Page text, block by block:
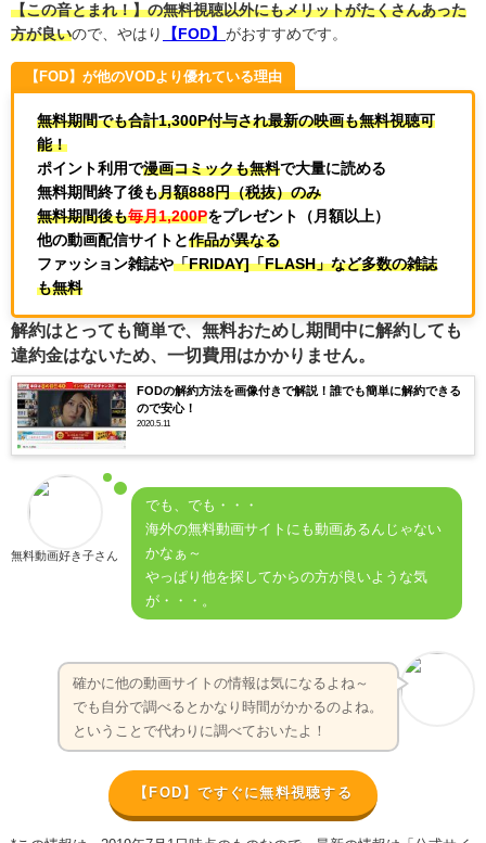
【この音とまれ！】の無料視聴以外にもメリットがたくさんあった
方が良いので、やはり 【FOD】 がおすすめです。
【FOD】が他のVODより優れている理由
無料期間でも合計1,300P付与され最新の映画も無料視聴可
能！
ポイント利用で漫画コミックも無料で大量に読める
無料期間終了後も月額888円（税抜）のみ
無料期間後も毎月1,200Pをプレゼント（月額以上）
他の動画配信サイトと作品が異なる
ファッション雑誌や「FRIDAY]「FLASH」など多数の雑誌
も無料
解約はとっても簡単で、無料おためし期間中に解約しても
違約金はないため、一切費用はかかりません。
FODの解約方法を画像付きで解説！誰でも簡単に解約できる
ので安心！
2020.5.11
無料動画好き子さん
でも、でも・・・
海外の無料動画サイトにも動画あるんじゃない
かなぁ～
やっぱり他を探してからの方が良いような気
が・・・。
確かに他の動画サイトの情報は気になるよね～
でも自分で調べるとかなり時間がかかるのよね。
ということで代わりに調べておいたよ！
【FOD】ですぐに無料視聴する